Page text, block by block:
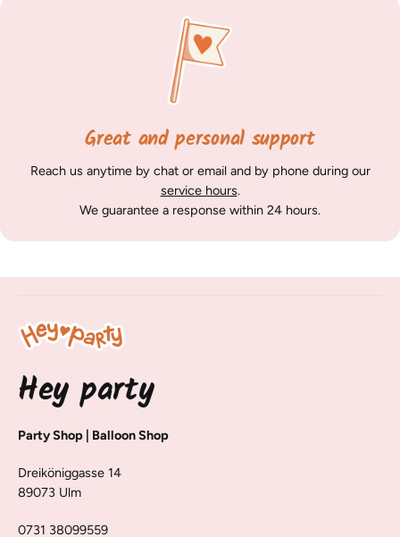
Great and personal support
Reach us anytime by chat or email and by phone during our
service hours.
We guarantee a response within 24 hours.
Hey party
Party Shop | Balloon Shop
Dreiköniggasse 14
89073 Ulm
0731 38099559